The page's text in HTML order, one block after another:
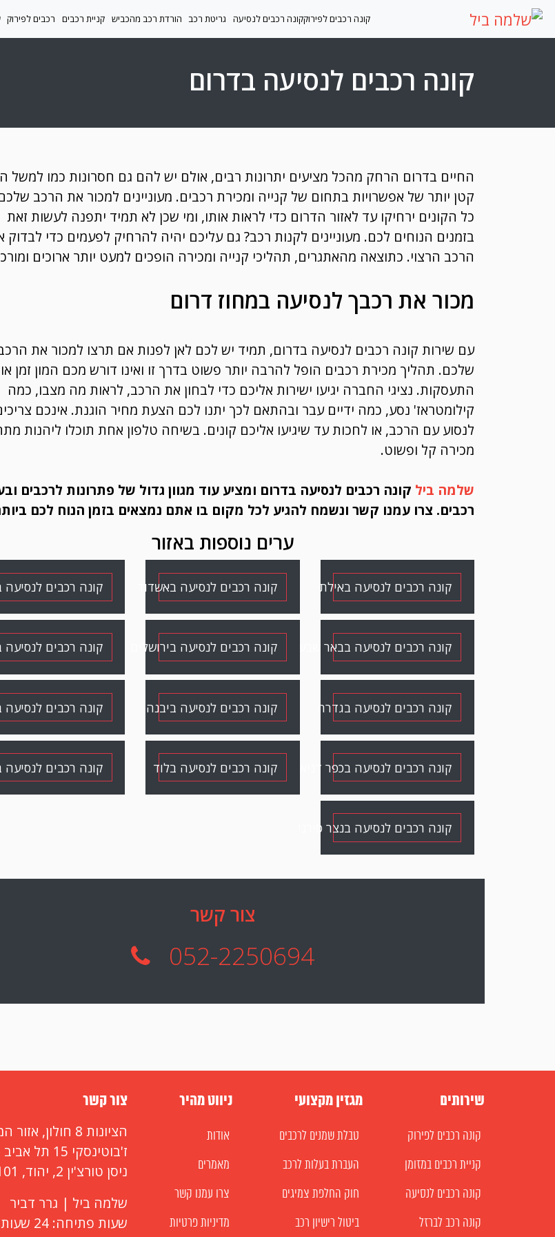
Skip
קונה רכבים לפירוקקונה רכבים לנסיעה גריטת רכב הורדת רכב מהכביש קניית רכבים רכבים לפירוק
קונה רכבים לנסיעה בדרום
החיים בדרום הרחק מהכל מציעים יתרונות רבים, אולם יש להם גם חסרונות כמו למשל
קטן יותר של אפשרויות בתחום של קנייה ומכירת רכבים. מעוניינים למכור את הרכב
כל הקונים ירחיקו עד לאזור הדרום כדי לראות אותו, ומי שכן לא תמיד יתפנה לעשות זאת
בזמנים הנוחים לכם. מעוניינים לקנות רכב? גם עליכם יהיה להרחיק לפעמים כדי לבדוק
הרכב הרצוי. כתוצאה מהאתגרים, תהליכי קנייה ומכירה הופכים למעט יותר ארוכים
מכור את רכבך לנסיעה במחוז דרום
עם שירות קונה רכבים לנסיעה בדרום, תמיד יש לכם לאן לפנות אם תרצו למכור את
שלכם. תהליך מכירת רכבים הופל להרבה יותר פשוט בדרך זו ואינו דורש מכם המון זמן או
התעסקות. נציגי החברה יגיעו ישירות אליכם כדי לבחון את הרכב, לראות מה מצבו, כמה
קילומטראז' נסע, כמה ידיים עבר ובהתאם לכך יתנו לכם הצעת מחיר הוגנת. אינכם
לנסוע עם הרכב, או לחכות עד שיגיעו אליכם קונים. בשיחה טלפון אחת תוכלו ליהנות
מכירה קל ופשוט.
שלמה ביל קונה רכבים לנסיעה בדרום ומציע עוד מגוון גדול של פתרונות לרכבים
רכבים. צרו עמנו קשר ונשמח להגיע לכל מקום בו אתם נמצאים בזמן הנוח לכם
ערים נוספות באזור
קונה רכבים לנסיעה באילת קונה רכבים לנסיעה באשדוד קונה רכבים לנסיעה
קונה רכבים לנסיעה בבאר שבע קונה רכבים לנסיעה בירושלים קונה רכבים לנסיעה
קונה רכבים לנסיעה בגדרה קונה רכבים לנסיעה ביבנה קונה רכבים לנסיעה
קונה רכבים לנסיעה בכפר דניאל קונה רכבים לנסיעה בלוד קונה רכבים לנסיעה
קונה רכבים לנסיעה בנצר סירני
צור קשר
052-2250694
שירותים
קונה רכבים לפירוק
קניית רכבים במזומן
קונה רכבים לנסיעה
קונה רכב לברזל
מגזין מקצועי
טבלת שמנים לרכבים
העברת בעלות לרכב
חוק החלפת צמיגים
ביטול רישיון רכב
ניווט מהיר
אודות
מאמרים
צרו עמנו קשר
מדיניות פרטיות
צור קשר
הציונות 8 חולון, אזור המרכז 5851524
ז'בוטינסקי 15 תל אביב – יפו 6228833
ניסן טורצ'ין 2, יהוד, 5636101, ישראל
שלמה ביל | גרר דביר
שעות פתיחה: 24 שעות ביממה, 7 ימים בשבוע